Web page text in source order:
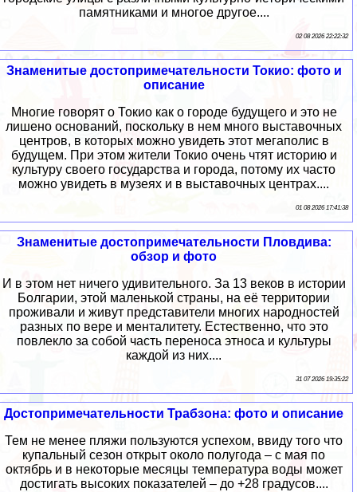
памятниками и многое другое....
02 08 2026 22:22:32
Знаменитые достопримечательности Токио: фото и
описание
Многие говорят о Токио как о городе будущего и это не
лишено оснований, поскольку в нем много выставочных
центров, в которых можно увидеть этот мегаполис в
будущем. При этом жители Токио очень чтят историю и
культуру своего государства и города, потому их часто
можно увидеть в музеях и в выставочных центрах....
01 08 2026 17:41:38
Знаменитые достопримечательности Пловдива:
обзор и фото
И в этом нет ничего удивительного. За 13 веков в истории
Болгарии, этой маленькой страны, на её территории
проживали и живут представители многих народностей
разных по вере и менталитету. Естественно, что это
повлекло за собой часть переноса этноса и культуры
каждой из них....
31 07 2026 19:35:22
Достопримечательности Трабзона: фото и описание
Тем не менее пляжи пользуются успехом, ввиду того что
купальный сезон открыт около полугода – с мая по
октябрь и в некоторые месяцы температура воды может
достигать высоких показателей – до +28 градусов....